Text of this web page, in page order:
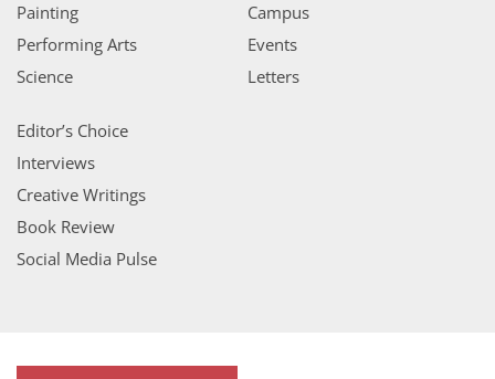
Painting
Performing Arts
Science
Campus
Events
Letters
Editor’s Choice
Interviews
Creative Writings
Book Review
Social Media Pulse